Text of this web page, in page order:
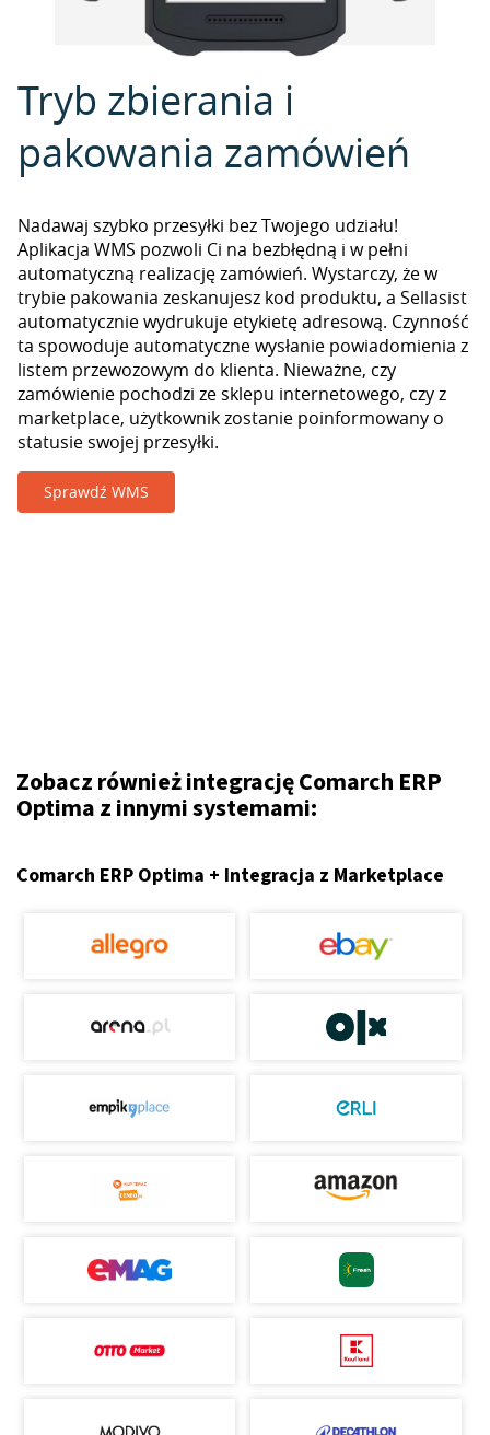
Tryb zbierania i
pakowania zamówień
Nadawaj szybko przesyłki bez Twojego udziału!
Aplikacja WMS pozwoli Ci na bezbłędną i w pełni
automatyczną realizację zamówień. Wystarczy, że w
trybie pakowania zeskanujesz kod produktu, a Sellasist
automatycznie wydrukuje etykietę adresową. Czynność
ta spowoduje automatyczne wysłanie powiadomienia z
listem przewozowym do klienta. Nieważne, czy
zamówienie pochodzi ze sklepu internetowego, czy z
marketplace, użytkownik zostanie poinformowany o
statusie swojej przesyłki.
Sprawdź WMS
Zobacz również integrację Comarch ERP
Optima z innymi systemami:
Comarch ERP Optima + Integracja z Marketplace